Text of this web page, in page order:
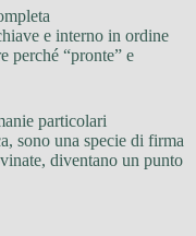
e interno in ordine
perché “pronte” e
particolari
sono una specie di firma
diventano un punto